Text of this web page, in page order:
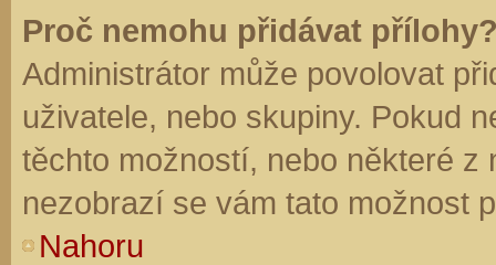
Proč nemohu přidávat
Administrátor může povolovat
uživatele, nebo skupiny. Pokud
těchto možností, nebo některé z
nezobrazí se vám tato možnost
Nahoru